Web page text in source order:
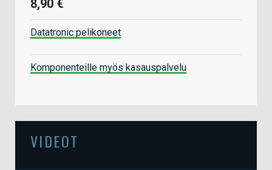
8,90 €
Datatronic pelikoneet
Komponenteille myös kasauspalvelu
VIDEOT